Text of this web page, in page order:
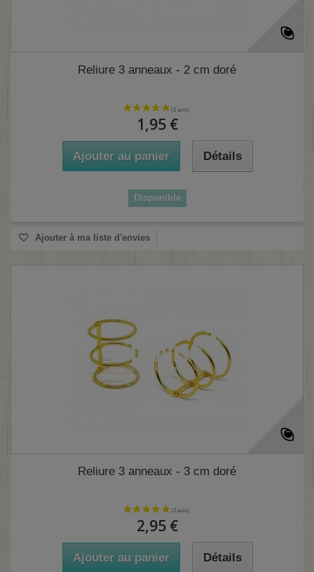
Reliure 3 anneaux - 2 cm doré
1,95 €
Ajouter au panier Détails
Disponible
Ajouter à ma liste d'envies
Reliure 3 anneaux - 3 cm doré
2,95 €
Ajouter au panier Détails